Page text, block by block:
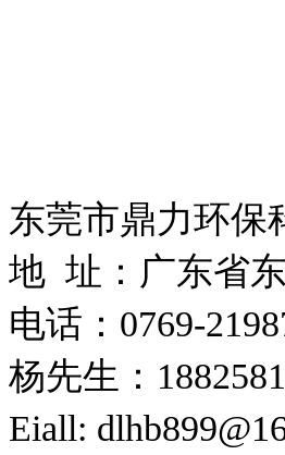
东莞市鼎力环保
地 址： 广东省
电话：0769-
杨先生：
Eiall: